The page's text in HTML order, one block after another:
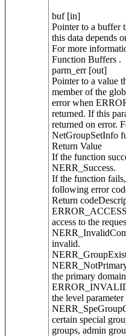
buf [in]
Pointer to a buffer
this data depends
For more
Function Buffers .
parm_err [out]
Pointer to a value
member of the
error when
returned. If this
returned on error.
NetGroupSetInfo
Return Value
If the function
NERR_Success.
If the function
following error
Return
access to the
invalid.
the primary
the level
certain special
groups, admin